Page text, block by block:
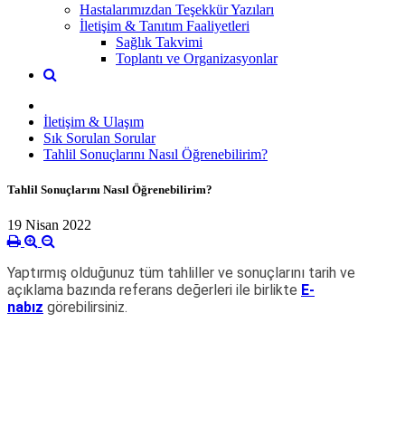
Hastalarımızdan Teşekkür Yazıları
İletişim & Tanıtım Faaliyetleri
Sağlık Takvimi
Toplantı ve Organizasyonlar
İletişim & Ulaşım
Sık Sorulan Sorular
Tahlil Sonuçlarını Nasıl Öğrenebilirim?
Tahlil Sonuçlarını Nasıl Öğrenebilirim?
19 Nisan 2022
Yaptırmış olduğunuz tüm tahliller ve sonuçlarını tarih ve
açıklama bazında referans değerleri ile birlikte E-
nabız görebilirsiniz.